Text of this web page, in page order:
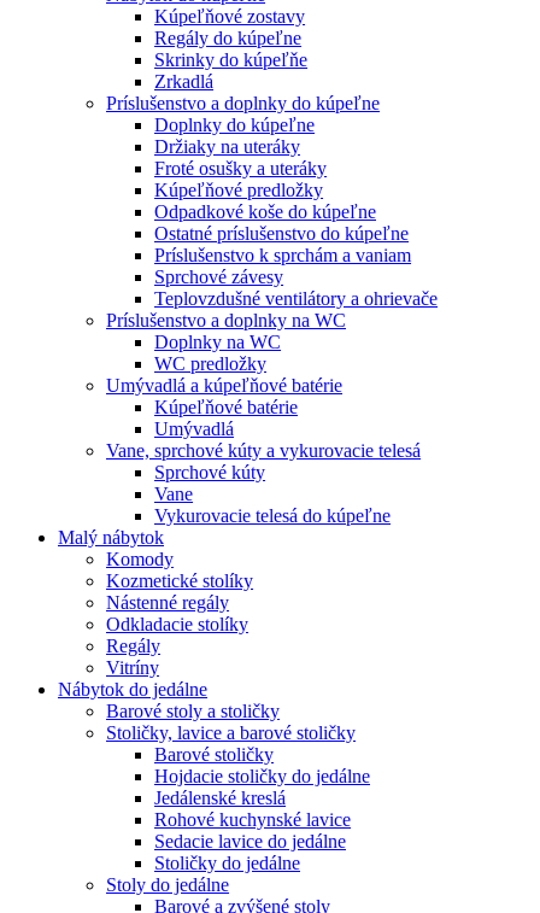
Kúpeľňové zostavy
Regály do kúpeľne
Skrinky do kúpeľňe
Zrkadlá
Príslušenstvo a doplnky do kúpeľne
Doplnky do kúpeľne
Držiaky na uteráky
Froté osušky a uteráky
Kúpeľňové predložky
Odpadkové koše do kúpeľne
Ostatné príslušenstvo do kúpeľne
Príslušenstvo k sprchám a vaniam
Sprchové závesy
Teplovzdušné ventilátory a ohrievače
Príslušenstvo a doplnky na WC
Doplnky na WC
WC predložky
Umývadlá a kúpeľňové batérie
Kúpeľňové batérie
Umývadlá
Vane, sprchové kúty a vykurovacie telesá
Sprchové kúty
Vane
Vykurovacie telesá do kúpeľne
Malý nábytok
Komody
Kozmetické stolíky
Nástenné regály
Odkladacie stolíky
Regály
Vitríny
Nábytok do jedálne
Barové stoly a stoličky
Stoličky, lavice a barové stoličky
Barové stoličky
Hojdacie stoličky do jedálne
Jedálenské kreslá
Rohové kuchynské lavice
Sedacie lavice do jedálne
Stoličky do jedálne
Stoly do jedálne
Barové a zvýšené stoly